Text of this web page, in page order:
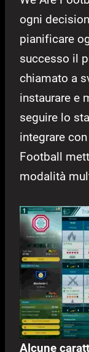
ogni
pianificare
successo il
chiamato a
instaurare e
seguire lo
integrare
Football
modalità
Alcune